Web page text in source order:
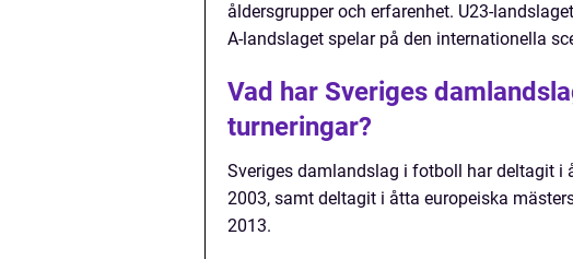
åldersgrupper och erfarenhet. U23-
A-landslaget spelar på den internationella
Vad har Sveriges
turneringar?
Sveriges damlandslag i fotboll har deltagit
2003, samt deltagit i åtta europeiska
2013.